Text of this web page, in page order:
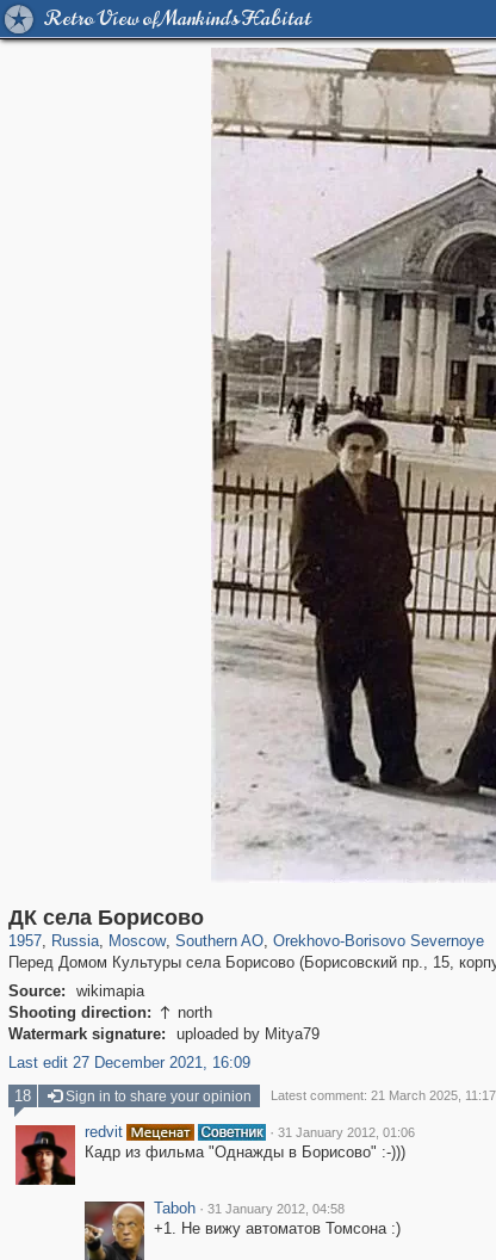
Retro View of Mankind's Habitat
ДК села Борисово
1957, Russia
1,406,716 29,243
, Moscow
319,864 8,286
, Southern AO
21,648
, Orekhovo-Borisovo Severnoye
Перед Домом Культуры села Борисово (Борисовский пр., 15,
Source:
wikimapia
Shooting direction:  north
Watermark signature:
uploaded by Mitya79
Last edit 27 December 2021, 16:09
18 Sign in to share your opinion Latest comment: 21 March 2025, 11:17
redvit · 31 January 2012, 01:06
Кадр из фильма "Однажды в Борисово" :-)))
Taboh · 31 January 2012, 04:58
+1. Не вижу автоматов Томсона :)